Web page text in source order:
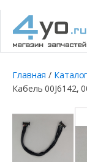
Главная / Каталог
Кабель 00J6142,